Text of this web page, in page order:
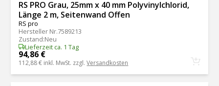
RS PRO Grau, 25mm x 40 mm Polyvinylchlorid,
Länge 2 m, Seitenwand Offen
RS pro
Hersteller Nr.7589213
Zustand:Neu
Lieferzeit ca. 1 Tag
94,86 €
112,88 € inkl. MwSt. zzgl.Versandkosten